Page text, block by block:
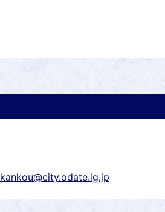
kankou@city.odate.lg.jp